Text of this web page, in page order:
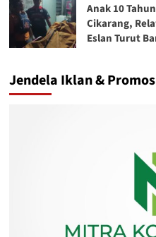
Anak 10
Cikarang,
Eslan Turut
Jendela Iklan &